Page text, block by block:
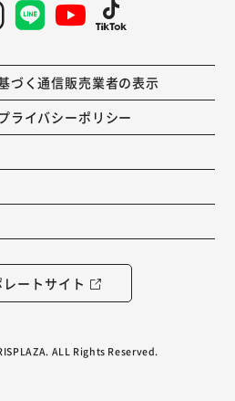
づく通信販売業者の表示
ライバシーポリシー
レートサイト
ALL Rights Reserved.